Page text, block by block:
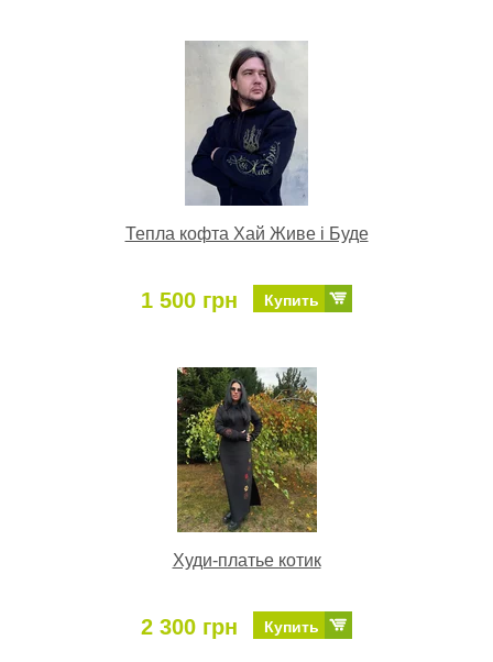
Тепла кофта Хай Живе і Буде
1 500 грн Купить
Худи-платье котик
2 300 грн Купить